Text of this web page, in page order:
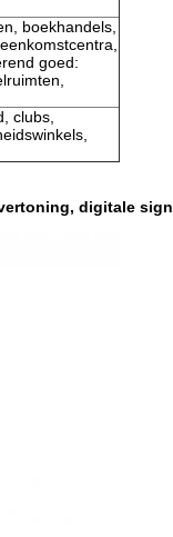
boekhandels,
goed:
clubs,
digitale